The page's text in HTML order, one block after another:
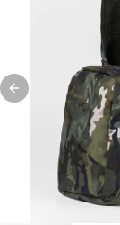
Previous slide